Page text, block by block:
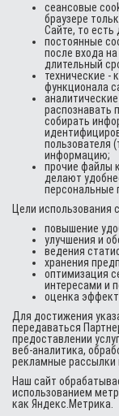
сеансовые
браузере
Сайте, то есть
постоянные
после входа
длительный
технические -
функционала
распознавать
собирать
пользователя
информацию;
прочие файлы
делают
персональные
Цели использования
повышение
улучшения и
ведения
хранения
оптимизация
интересами и
оценка
Для достижения
передаваться
предоставлении
веб-аналитика,
рекламные рассылки
Наш сайт
использованием
как Яндекс.Метрика.